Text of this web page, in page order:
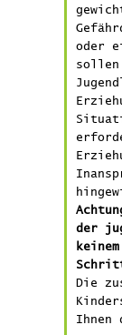
oder
sollen
der
Die
Ihnen